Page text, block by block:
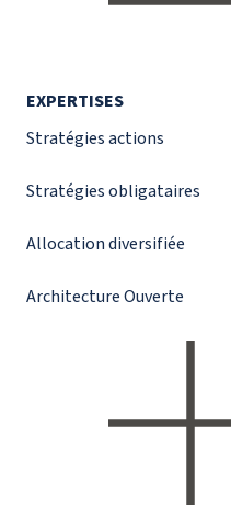
EXPERTISES
Stratégies actions
Stratégies obligataires
Allocation diversifiée
Architecture Ouverte